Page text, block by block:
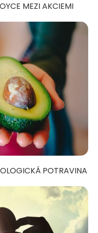
MEZI AKCIEMI
POTRAVINA